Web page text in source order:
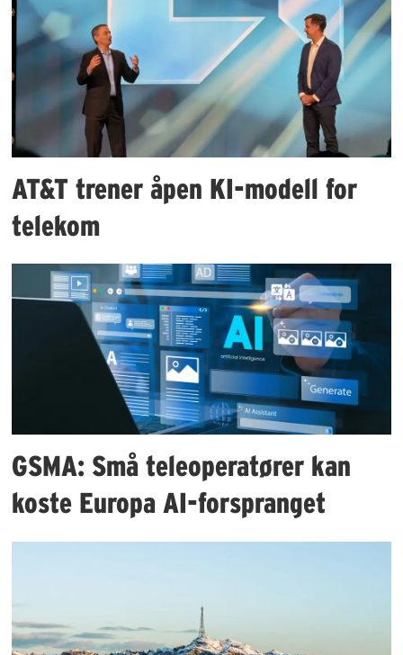
AT&T trener åpen KI-modell for
telekom
GSMA: Små teleoperatører kan
koste Europa AI-forspranget